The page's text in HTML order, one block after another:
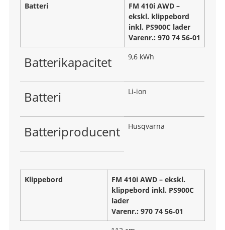
Batteri
FM 410i AWD –
ekskl. klippebord
inkl. PS900C lader
Varenr.: 970 74 56‑01
Batterikapacitet 9,6 kWh
Batteri Li-ion
Batteriproducent Husqvarna
Klippebord
FM 410i AWD – ekskl.
klippebord inkl. PS900C
lader
Varenr.: 970 74 56‑01